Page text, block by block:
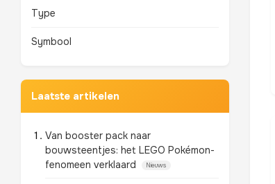
Type
Symbool
Laatste artikelen
Van booster pack naar
bouwsteentjes: het LEGO Pokémon-
fenomeen verklaard
Nieuws